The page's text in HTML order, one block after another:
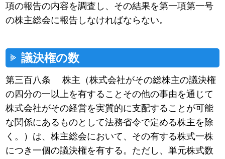
項の報告の内容を調査し、その結果を第一項第一号
の株主総会に報告しなければならない。
議決権の数
第三百八条 株主（株式会社がその総株主の議決権
の四分の一以上を有することその他の事由を通じて
株式会社がその経営を実質的に支配することが可能
な関係にあるものとして法務省令で定める株主を除
く。）は、株主総会において、その有する株式一株
につき一個の議決権を有する。ただし、単元株式数